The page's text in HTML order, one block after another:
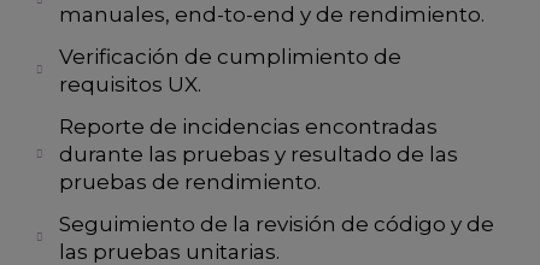
manuales, end-to-end y de rendimiento.
Verificación de cumplimiento de
requisitos UX.
Reporte de incidencias encontradas
durante las pruebas y resultado de las
pruebas de rendimiento.
Seguimiento de la revisión de código y de
las pruebas unitarias.